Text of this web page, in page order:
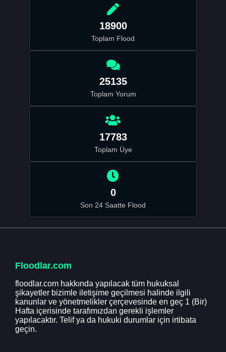
18900
Toplam Flood
25135
Toplam Yorum
17783
Toplam Üye
0
Son 24 Saatte Flood
Floodlar.com
floodlar.com hakkında yapılacak tüm hukuksal
şikayetler bizimle iletişime geçilmesi halinde ilgili
kanunlar ve yönetmelikler çerçevesinde en geç 1 (Bir)
Hafta içerisinde tarafımızdan gerekli işlemler
yapılacaktır. Telif ya da hukuki durumlar için irtibata
geçin.